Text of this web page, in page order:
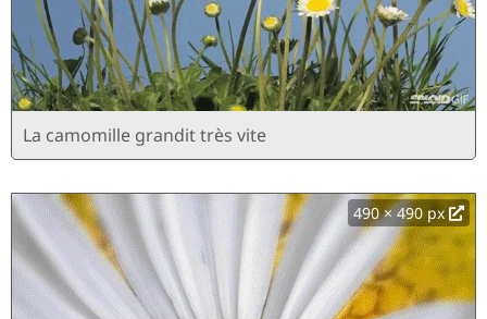
La camomille grandit très vite
490 × 490 px